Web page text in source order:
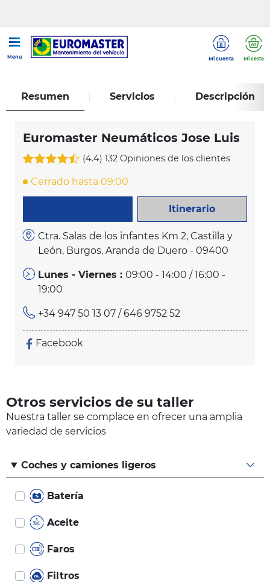
Menu Mi cuenta Mi cesta
Euromaster Neumáticos Jose Luis
Resumen Servicios Descripción
Euromaster Neumáticos Jose Luis
(4.4) 132 Opiniones de los clientes
Cerrado hasta 09:00
Itinerario
Ctra. Salas de los infantes Km 2, Castilla y
León, Burgos, Aranda de Duero - 09400
Lunes - Viernes :09:00 - 14:00 / 16:00 -
19:00
+34 947 50 13 07 / 646 9752 52
Facebook
Otros servicios de su taller
Nuestra taller se complace en ofrecer una amplia
variedad de servicios
Coches y camiones ligeros
Batería
Aceite
Faros
Filtros